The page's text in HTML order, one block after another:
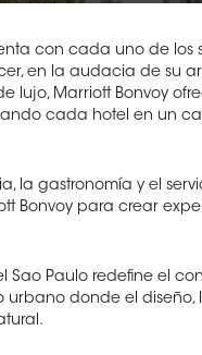
con cada uno de los
en la audacia de su
lujo, Marriott Bonvoy
cada hotel en un
la gastronomía y el
Bonvoy para crear
Sao Paulo redefine el
donde el diseño,